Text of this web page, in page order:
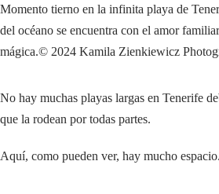
Momento tierno en la infinita playa de
del océano se encuentra con el amor
mágica.© 2024 Kamila Zienkiewicz
No hay muchas playas largas en Tenerife
que la rodean por todas partes.
Aquí, como pueden ver, hay mucho espacio.